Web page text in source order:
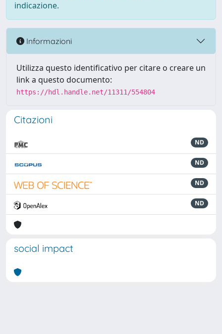
indicazione.
Informazioni
Utilizza questo identificativo per citare o creare un
link a questo documento:
https://hdl.handle.net/11311/554804
Citazioni
ND
ND
ND
ND
social impact